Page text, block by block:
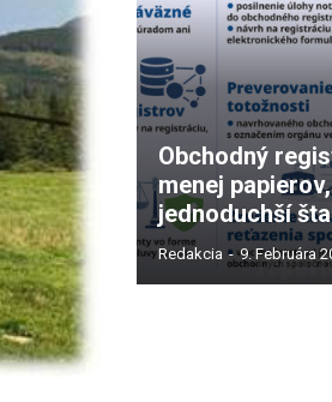
Obchodný
menej
jednoduchší
Redakcia - 9. Februára